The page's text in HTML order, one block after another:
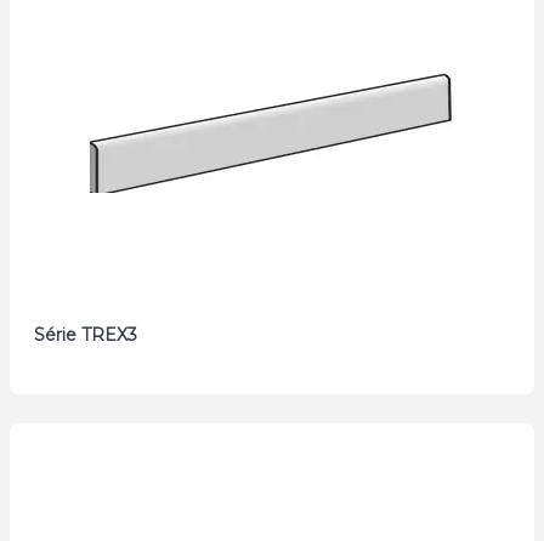
Série TREX3